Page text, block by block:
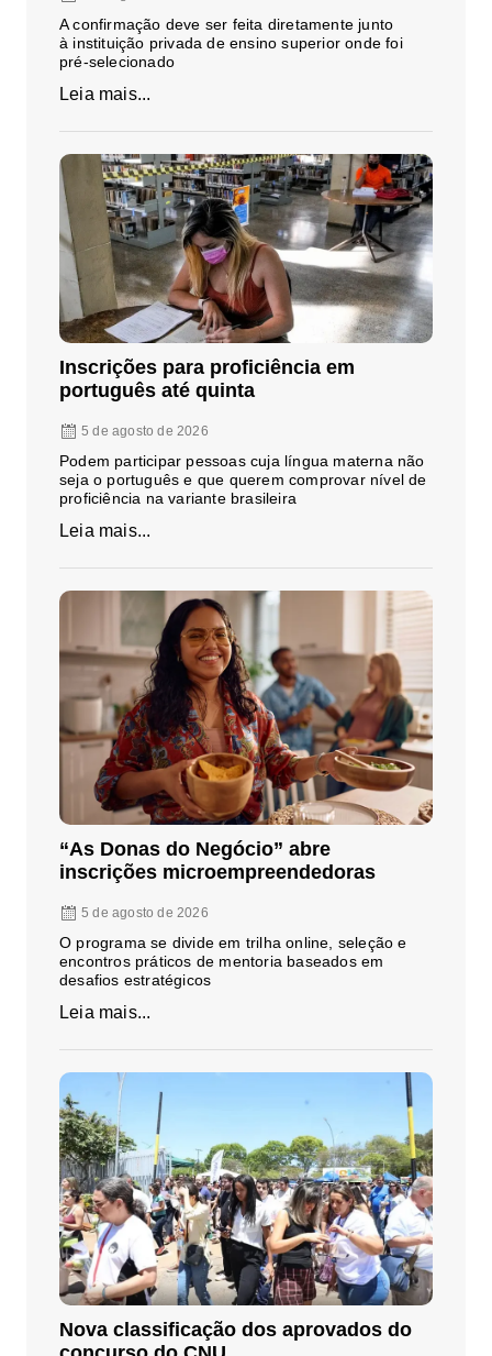
A confirmação deve ser feita diretamente junto
à instituição privada de ensino superior onde foi
pré-selecionado
Leia mais...
Inscrições para proficiência em
português até quinta
5 de agosto de 2026
Podem participar pessoas cuja língua materna não
seja o português e que querem comprovar nível de
proficiência na variante brasileira
Leia mais...
“As Donas do Negócio” abre
inscrições microempreendedoras
5 de agosto de 2026
O programa se divide em trilha online, seleção e
encontros práticos de mentoria baseados em
desafios estratégicos
Leia mais...
Nova classificação dos aprovados do